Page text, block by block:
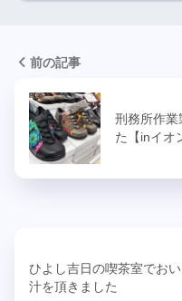
前の記事
刑務所作業
た【inイオ
ひよし吉日の喫茶室でお
汁を頂きました